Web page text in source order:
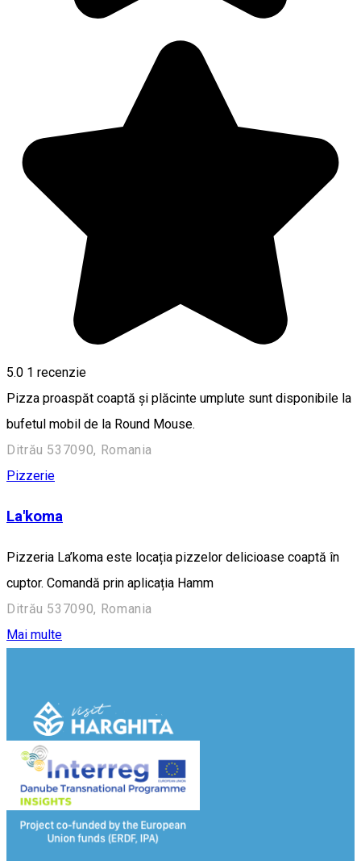
5.0 1 recenzie
Pizza proaspăt coaptă și plăcinte umplute sunt disponibile la
bufetul mobil de la Round Mouse.
Ditrău 537090, Romania
Pizzerie
La'koma
Pizzeria La’koma este locația pizzelor delicioase coaptă în
cuptor. Comandă prin aplicația Hamm
Ditrău 537090, Romania
Mai multe